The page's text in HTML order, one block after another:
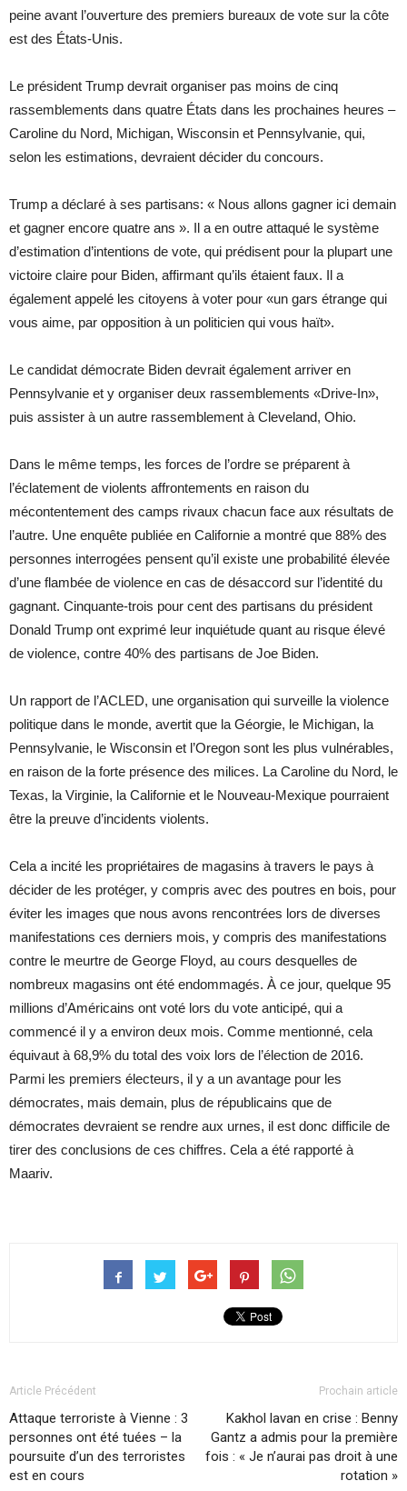
peine avant l’ouverture des premiers bureaux de vote sur la côte
est des États-Unis.
Le président Trump devrait organiser pas moins de cinq
rassemblements dans quatre États dans les prochaines heures –
Caroline du Nord, Michigan, Wisconsin et Pennsylvanie, qui,
selon les estimations, devraient décider du concours.
Trump a déclaré à ses partisans: « Nous allons gagner ici demain
et gagner encore quatre ans ». Il a en outre attaqué le système
d’estimation d’intentions de vote, qui prédisent pour la plupart une
victoire claire pour Biden, affirmant qu’ils étaient faux. Il a
également appelé les citoyens à voter pour «un gars étrange qui
vous aime, par opposition à un politicien qui vous haït».
Le candidat démocrate Biden devrait également arriver en
Pennsylvanie et y organiser deux rassemblements «Drive-In»,
puis assister à un autre rassemblement à Cleveland, Ohio.
Dans le même temps, les forces de l’ordre se préparent à
l’éclatement de violents affrontements en raison du
mécontentement des camps rivaux chacun face aux résultats de
l’autre. Une enquête publiée en Californie a montré que 88% des
personnes interrogées pensent qu’il existe une probabilité élevée
d’une flambée de violence en cas de désaccord sur l’identité du
gagnant. Cinquante-trois pour cent des partisans du président
Donald Trump ont exprimé leur inquiétude quant au risque élevé
de violence, contre 40% des partisans de Joe Biden.
Un rapport de l’ACLED, une organisation qui surveille la violence
politique dans le monde, avertit que la Géorgie, le Michigan, la
Pennsylvanie, le Wisconsin et l’Oregon sont les plus vulnérables,
en raison de la forte présence des milices. La Caroline du Nord, le
Texas, la Virginie, la Californie et le Nouveau-Mexique pourraient
être la preuve d’incidents violents.
Cela a incité les propriétaires de magasins à travers le pays à
décider de les protéger, y compris avec des poutres en bois, pour
éviter les images que nous avons rencontrées lors de diverses
manifestations ces derniers mois, y compris des manifestations
contre le meurtre de George Floyd, au cours desquelles de
nombreux magasins ont été endommagés. À ce jour, quelque 95
millions d’Américains ont voté lors du vote anticipé, qui a
commencé il y a environ deux mois. Comme mentionné, cela
équivaut à 68,9% du total des voix lors de l’élection de 2016.
Parmi les premiers électeurs, il y a un avantage pour les
démocrates, mais demain, plus de républicains que de
démocrates devraient se rendre aux urnes, il est donc difficile de
tirer des conclusions de ces chiffres. Cela a été rapporté à
Maariv.
Article Précédent
Attaque terroriste à Vienne : 3
personnes ont été tuées – la
poursuite d’un des terroristes
est en cours
Prochain article
Kakhol lavan en crise : Benny
Gantz a admis pour la première
fois : « Je n’aurai pas droit à une
rotation »